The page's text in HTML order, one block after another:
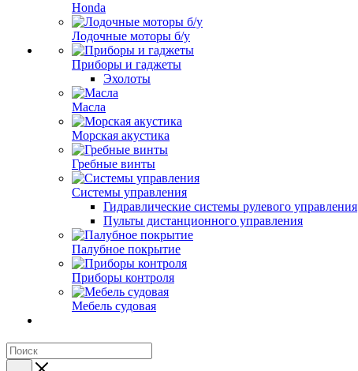
Honda
Лодочные моторы б/у
Приборы и гаджеты
Эхолоты
Масла
Морская акустика
Гребные винты
Системы управления
Гидравлические системы рулевого управления
Пульты дистанционного управления
Палубное покрытие
Приборы контроля
Мебель судовая